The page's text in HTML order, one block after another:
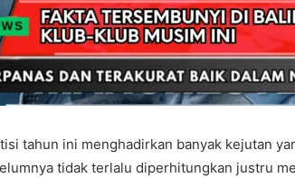
tahun ini menghadirkan banyak kejutan
tidak terlalu diperhitungkan justru